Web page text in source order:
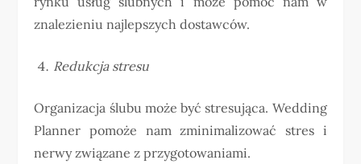
znalezieniu najlepszych dostawców.
Redukcja stresu
Organizacja ślubu może być stresująca. Wedding
Planner pomoże nam zminimalizować stres i
nerwy związane z przygotowaniami.